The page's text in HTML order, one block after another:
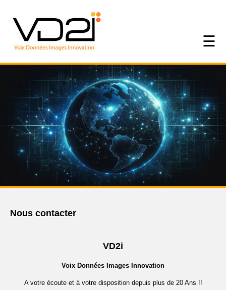
☰
Nous contacter
VD2i
Voix Données Images Innovation
A votre écoute et à votre disposition depuis plus de 20 Ans !!